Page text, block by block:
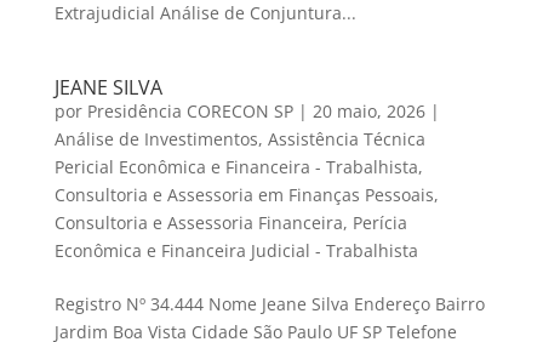
Extrajudicial Análise de Conjuntura...
JEANE SILVA
por Presidência CORECON SP| 20 maio, 2026|
Análise de Investimentos, Assistência Técnica
Pericial Econômica e Financeira - Trabalhista,
Consultoria e Assessoria em Finanças Pessoais,
Consultoria e Assessoria Financeira, Perícia
Econômica e Financeira Judicial - Trabalhista
Registro Nº 34.444 Nome Jeane Silva Endereço Bairro
Jardim Boa Vista Cidade São Paulo UF SP Telefone